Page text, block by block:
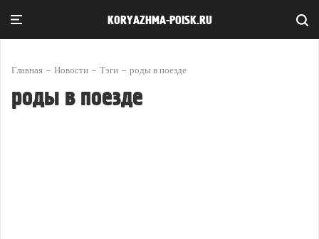
KORYAZHMA-POISK.RU
Главная Новости Тэги роды в поезде
роды в поезде